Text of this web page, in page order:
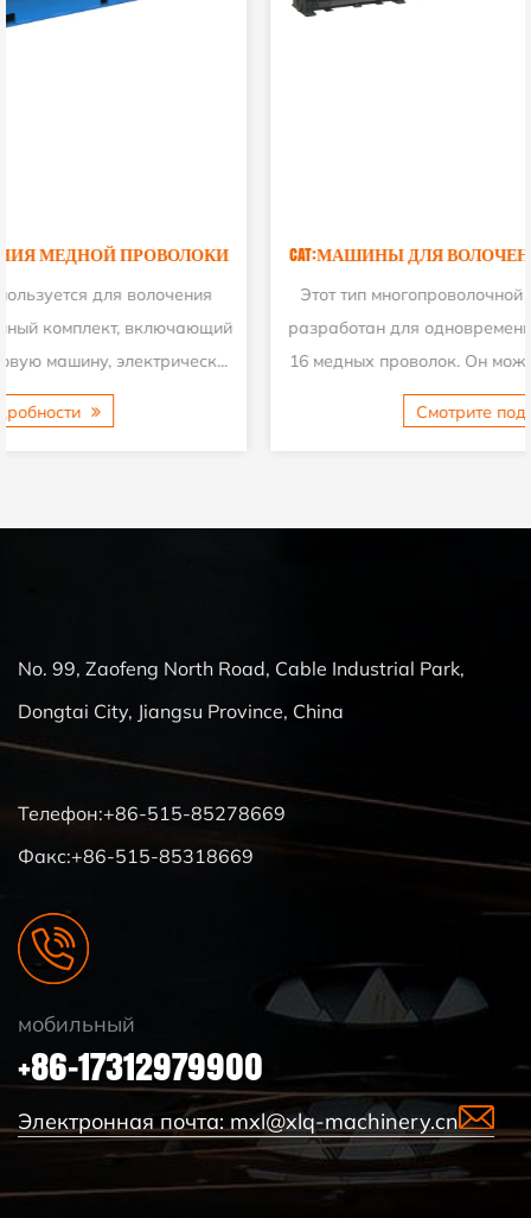
CAT:МАШИНЫ ДЛЯ ВОЛОЧЕНИЯ МЕДНОЙ ПРОВОЛОКИ
Этот тип многопроволочной волочильной машины был
разработан для одновременной волочения проводов до
16 медных проволок. Он может производить 16 провол...
No. 99, Zaofeng North Road, Cable Industrial Park,
Dongtai City, Jiangsu Province, China
Телефон:+86-515-85278669
Факс:+86-515-85318669
мобильный
+86-17312979900
Электронная почта: mxl@xlq-machinery.cn